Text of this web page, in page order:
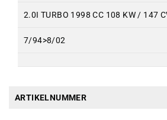
2.0I TURBO 1998 CC 108 KW / 147
7/94>8/02
ARTIKELNUMMER